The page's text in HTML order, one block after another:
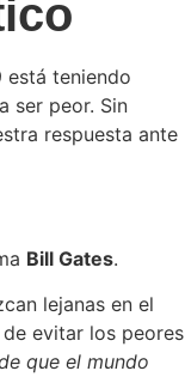
está teniendo
ser peor. Sin
respuesta ante
Bill Gates.
lejanas en el
evitar los peores
que el mundo